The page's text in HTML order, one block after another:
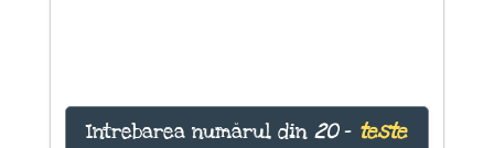
Intrebarea număruldin20- teste